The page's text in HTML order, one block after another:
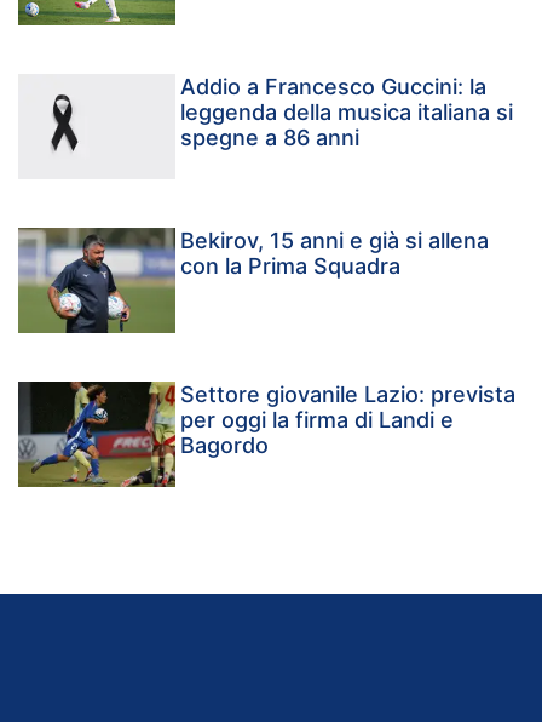
Addio a Francesco Guccini: la
leggenda della musica italiana si
spegne a 86 anni
Bekirov, 15 anni e già si allena
con la Prima Squadra
Settore giovanile Lazio: prevista
per oggi la firma di Landi e
Bagordo